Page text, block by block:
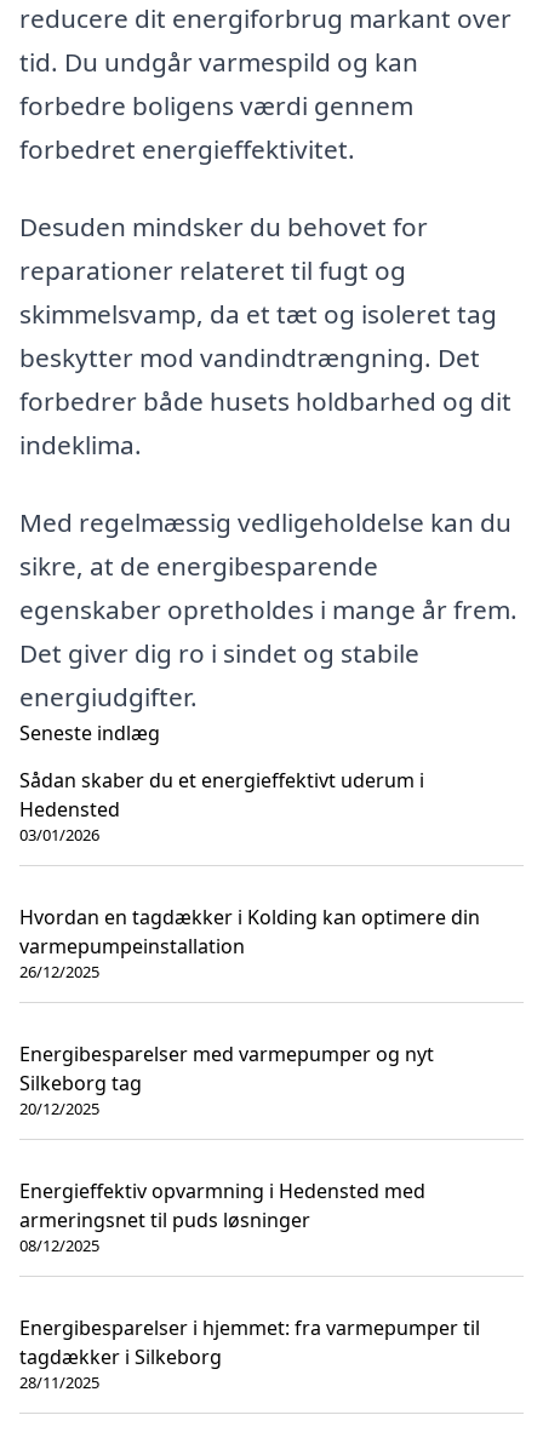
reducere dit energiforbrug markant over
tid. Du undgår varmespild og kan
forbedre boligens værdi gennem
forbedret energieffektivitet.
Desuden mindsker du behovet for
reparationer relateret til fugt og
skimmelsvamp, da et tæt og isoleret tag
beskytter mod vandindtrængning. Det
forbedrer både husets holdbarhed og dit
indeklima.
Med regelmæssig vedligeholdelse kan du
sikre, at de energibesparende
egenskaber opretholdes i mange år frem.
Det giver dig ro i sindet og stabile
energiudgifter.
Seneste indlæg
Sådan skaber du et energieffektivt uderum i
Hedensted
03/01/2026
Hvordan en tagdækker i Kolding kan optimere din
varmepumpeinstallation
26/12/2025
Energibesparelser med varmepumper og nyt
Silkeborg tag
20/12/2025
Energieffektiv opvarmning i Hedensted med
armeringsnet til puds løsninger
08/12/2025
Energibesparelser i hjemmet: fra varmepumper til
tagdækker i Silkeborg
28/11/2025